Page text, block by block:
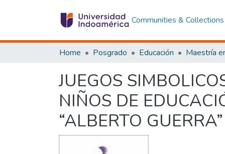
Communities & Collections
Home Posgrado Educación
JUEGOS
NIÑOS DE
“ALBERTO GUERRA”